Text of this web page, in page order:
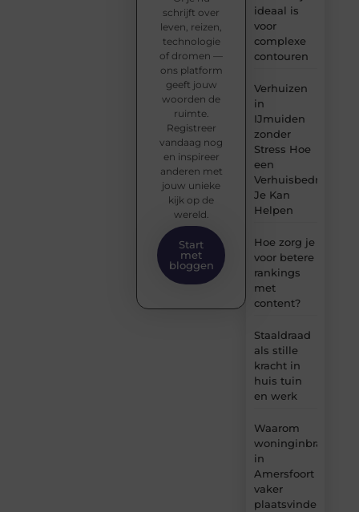
ideaal is
voor
complexe
contouren
Verhuizen
in
IJmuiden
zonder
Stress Hoe
een
Verhuisbedrijf
Je Kan
Helpen
Hoe zorg je
voor betere
rankings
met
content?
Staaldraad
als stille
kracht in
huis tuin
en werk
Waarom
woninginbraken
in
Amersfoort
vaker
plaatsvinden
schrijft over
leven, reizen,
technologie
of dromen —
ons platform
geeft jouw
woorden de
ruimte.
Registreer
vandaag nog
en inspireer
anderen met
jouw unieke
kijk op de
wereld.
Start
met
bloggen